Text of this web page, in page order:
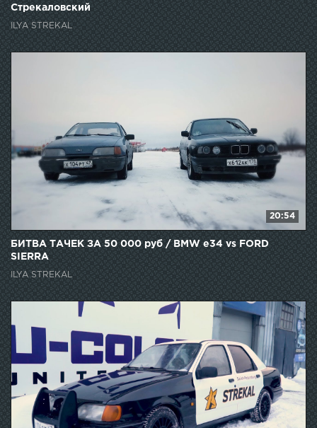
Стрекаловский
ILYA STREKAL
20:54
БИТВА ТАЧЕК ЗА 50 000 руб / BMW e34 vs FORD
SIERRA
ILYA STREKAL